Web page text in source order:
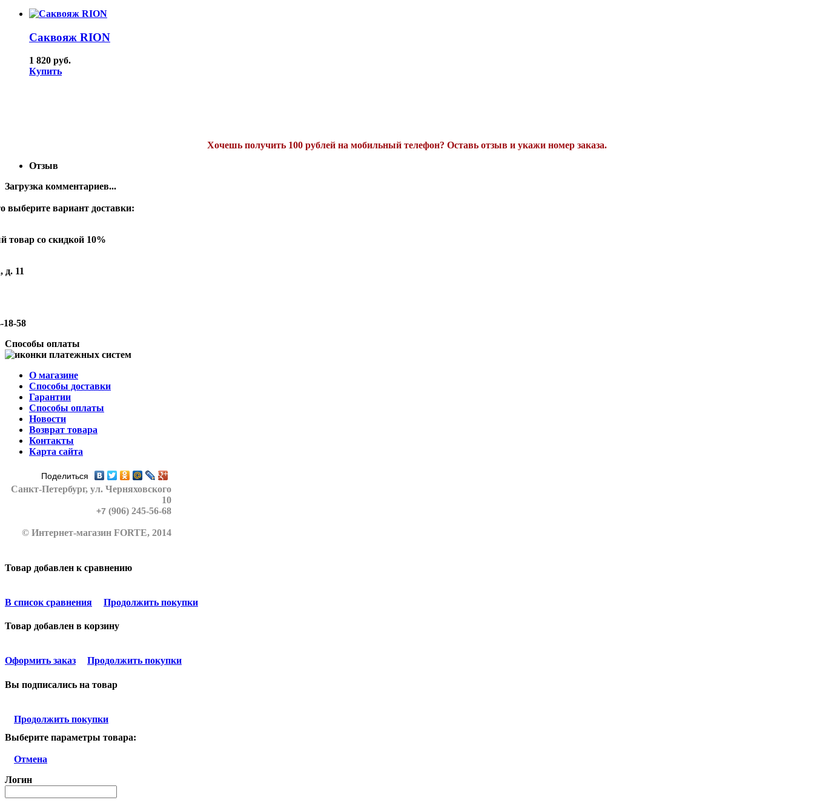
Саквояж RION
1 820 руб.
Купить
Хочешь получить 100 рублей на мобильный телефон? Оставь отзыв и укажи номер заказа.
Отзыв
Загрузка комментариев...
выберите вариант доставки:
товар со скидкой 10%
д. 11
18-58
Способы оплаты
О магазине
Способы доставки
Гарантии
Способы оплаты
Новости
Возврат товара
Контакты
Карта сайта
Поделиться
Санкт-Петербург, ул. Черняховского
10
+7 (906) 245-56-68
© Интернет-магазин FORTE, 2014
Товар добавлен к сравнению
В список сравнения Продолжить покупки
Товар добавлен в корзину
Оформить заказ Продолжить покупки
Вы подписались на товар
Продолжить покупки
Выберите параметры товара:
Отмена
Логин